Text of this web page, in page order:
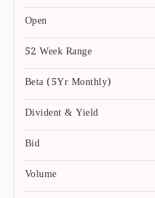
Open
52 Week Range
Beta (5Yr Monthly)
Divident & Yield
Bid
Volume